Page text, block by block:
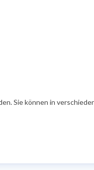
Sie können in